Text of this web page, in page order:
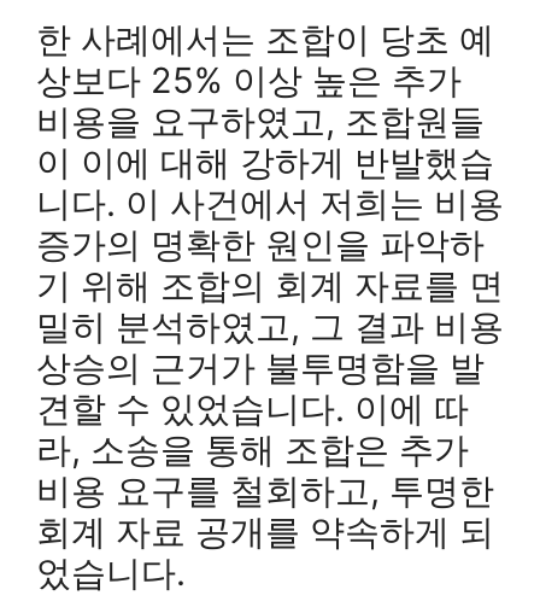
한 사례에서는 조합이 당초 예
상보다 25% 이상 높은 추가
비용을 요구하였고, 조합원들
이 이에 대해 강하게 반발했습
니다. 이 사건에서 저희는 비용
증가의 명확한 원인을 파악하
기 위해 조합의 회계 자료를 면
밀히 분석하였고, 그 결과 비용
상승의 근거가 불투명함을 발
견할 수 있었습니다. 이에 따
라, 소송을 통해 조합은 추가
비용 요구를 철회하고, 투명한
회계 자료 공개를 약속하게 되
었습니다.